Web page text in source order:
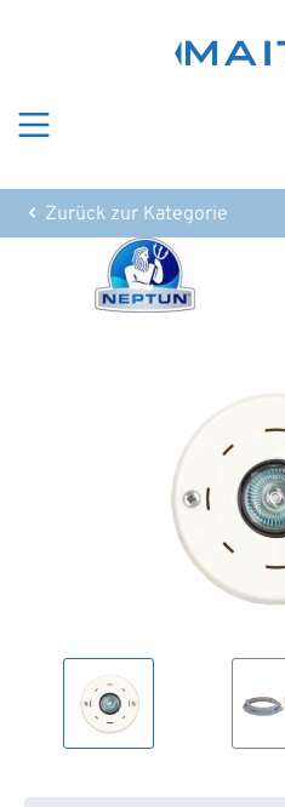
Zurück zur Kategorie